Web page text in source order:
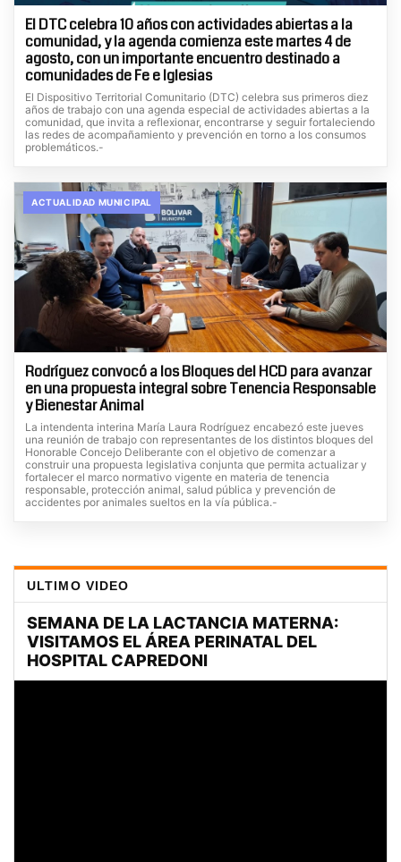
El DTC celebra 10 años con actividades abiertas a la
comunidad, y la agenda comienza este martes 4 de
agosto, con un importante encuentro destinado a
comunidades de Fe e Iglesias
El Dispositivo Territorial Comunitario (DTC) celebra sus primeros diez
años de trabajo con una agenda especial de actividades abiertas a la
comunidad, que invita a reflexionar, encontrarse y seguir fortaleciendo
las redes de acompañamiento y prevención en torno a los consumos
problemáticos.-
ACTUALIDAD MUNICIPAL
Rodríguez convocó a los Bloques del HCD para avanzar
en una propuesta integral sobre Tenencia Responsable
y Bienestar Animal
La intendenta interina María Laura Rodríguez encabezó este jueves
una reunión de trabajo con representantes de los distintos bloques del
Honorable Concejo Deliberante con el objetivo de comenzar a
construir una propuesta legislativa conjunta que permita actualizar y
fortalecer el marco normativo vigente en materia de tenencia
responsable, protección animal, salud pública y prevención de
accidentes por animales sueltos en la vía pública.-
ULTIMO VIDEO